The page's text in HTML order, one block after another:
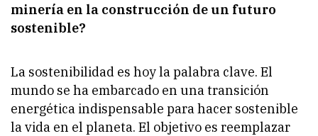
minería en la construcción de un futuro
sostenible?
La sostenibilidad es hoy la palabra clave. El
mundo se ha embarcado en una transición
energética indispensable para hacer sostenible
la vida en el planeta. El objetivo es reemplazar